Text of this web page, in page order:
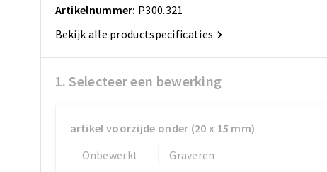
Artikelnummer: P300.321
Bekijk alle productspecificaties
1. Selecteer een bewerking
artikel voorzijde onder (20 x 15 mm)
Onbewerkt
Graveren